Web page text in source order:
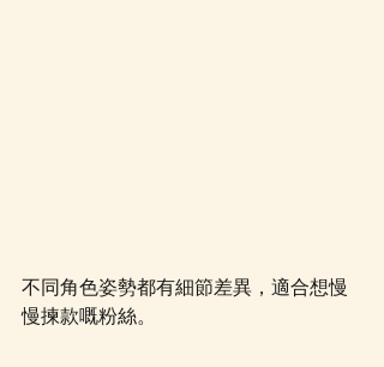
不同角色姿勢都有細節差異，適合想慢
慢揀款嘅粉絲。